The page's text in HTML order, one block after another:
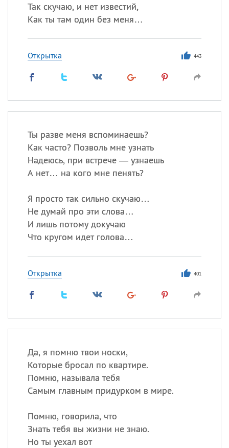
Так скучаю, и нет известий,
Как ты там один без меня…
Открытка 443
Ты разве меня вспоминаешь?
Как часто? Позволь мне узнать
Надеюсь, при встрече — узнаешь
А нет… на кого мне пенять?
Я просто так сильно скучаю…
Не думай про эти слова…
И лишь потому докучаю
Что кругом идет голова…
Открытка 401
Да, я помню твои носки,
Которые бросал по квартире.
Помню, называла тебя
Самым главным придурком в мире.
Помню, говорила, что
Знать тебя вы жизни не знаю.
Но ты уехал вот